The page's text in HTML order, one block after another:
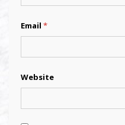
Email *
Website